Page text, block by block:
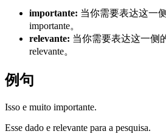
importante: 当你需要表达这一
importante。
relevante: 当你需要表达这一侧
relevante。
例句
Isso e muito importante.
Esse dado e relevante para a pesquisa.